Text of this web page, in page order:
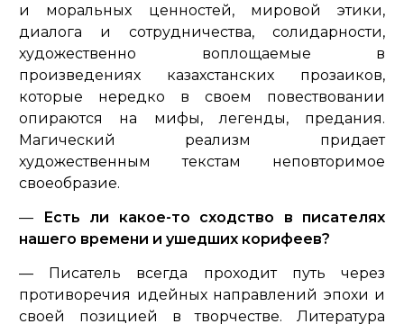
и моральных ценностей, мировой этики,
диалога и сотрудничества, солидарности,
художественно воплощаемые в
произведениях казахстанских прозаиков,
которые нередко в своем повествовании
опираются на мифы, легенды, предания.
Магический реализм придает
художественным текстам неповторимое
своеобразие.
—
Есть ли какое-то сходство в писателях
нашего времени и ушедших корифеев?
— Писатель всегда проходит путь через
противоречия идейных направлений эпохи и
своей позицией в творчестве. Литература